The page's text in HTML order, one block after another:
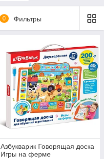
0 Фильтры
Азбукварик Говорящая доска
Игры на ферме